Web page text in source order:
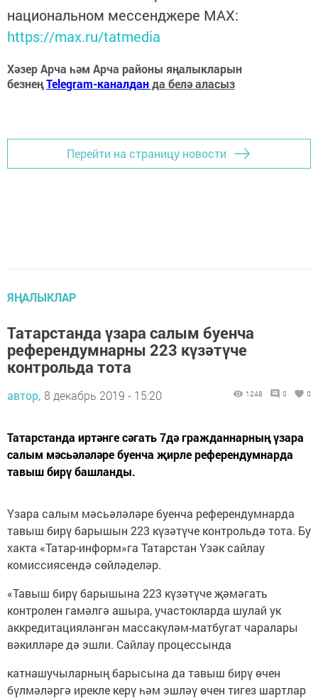
национальном мессенджере MАХ:
https://max.ru/tatmedia
Хәзер Арча һәм Арча районы яңалыкларын
безнеңTelegram-каналданда белә аласыз
Перейти на страницу новости
ЯҢАЛЫКЛАР
Татарстанда үзара салым буенча
референдумнарны 223 күзәтүче
контрольда тота
автор, 8 декабрь 2019 - 15:20 1248 0 0
Татарстанда иртәнге сәгать 7дә гражданнарның үзара
салым мәсьәләләре буенча җирле референдумнарда
тавыш бирү башланды.
Үзара салым мәсьәләләре буенча референдумнарда
тавыш бирү барышын 223 күзәтүче контрольдә тота. Бу
хакта «Татар-информ»га Татарстан Үзәк сайлау
комиссиясендә сөйләделәр.
«Тавыш бирү барышына 223 күзәтүче җәмәгать
контролен гамәлгә ашыра, участокларда шулай ук
аккредитацияләнгән массакүләм-матбугат чаралары
вәкилләре дә эшли. Сайлау процессында
катнашучыларның барысына да тавыш бирү өчен
бүлмәләргә ирекле керү һәм эшләү өчен тигез шартлар